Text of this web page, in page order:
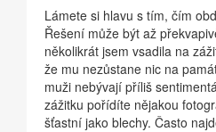
Lámete si hlavu s tím, čím
Řešení může být až
několikrát jsem vsadila na
že mu nezůstane nic na
muži nebývají příliš
zážitku pořídíte nějakou
šťastní jako blechy. Často